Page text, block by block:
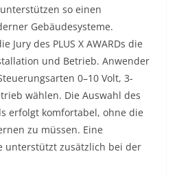
so einen
Gebäudesysteme.
Jury des PLUS X AWARDs die
und Betrieb. Anwender
0–10 Volt, 3-
wählen. Die Auswahl des
erfolgt komfortabel, ohne die
zu müssen. Eine
unterstützt zusätzlich bei der